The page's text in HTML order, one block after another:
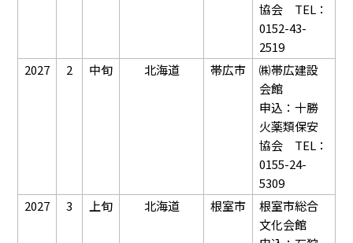
協会 TEL：
0152-43-
2519
2027
2 中旬 北海道 帯広市
㈱帯広建設
会館
申込：十勝
火薬類保安
協会 TEL：
0155-24-
5309
2027
3 上旬 北海道 根室市
根室市総合
文化会館